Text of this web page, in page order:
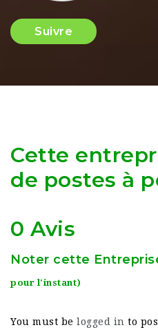
Suivre
Cette
de postes à
0 Avis
Noter cette
pour l'instant)
You must be logged in to